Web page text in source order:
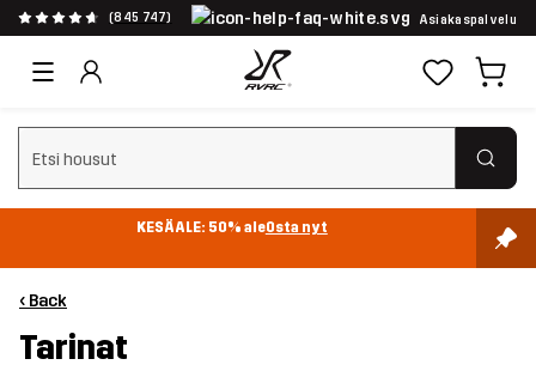
(845 747) Asiakaspalvelu
Tyhjennä haku
KESÄALE: 50% aleOsta nyt
‹ Back
Tarinat